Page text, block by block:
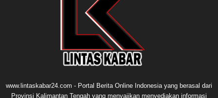
www.lintaskabar24.com - Portal Berita Online Indonesia yang berasal dari
Provinsi Kalimantan Tengah yang menyajikan menyediakan informasi